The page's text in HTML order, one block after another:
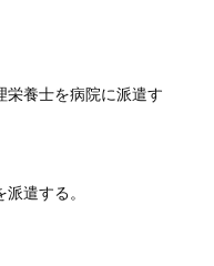
養士を病院に派遣す
遣する。